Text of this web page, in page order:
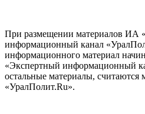
При размещении материалов ИА
информационный канал
информационного материал
«Экспертный информационный
остальные материалы, считаются
«УралПолит.Ru».